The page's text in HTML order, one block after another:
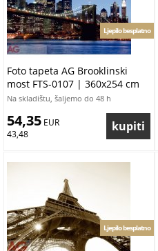
Foto tapeta AG Brooklinski
most FTS-0107 | 360x254 cm
Ljepilo besplatno
Na skladištu, šaljemo do 48 h
54,35 EUR
43,48
Ljepilo besplatno